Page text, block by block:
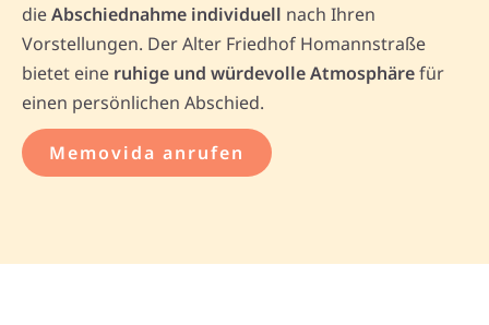
dieAbschiednahme individuell nach Ihren
Vorstellungen. Der Alter Friedhof Homannstraße
bietet eine ruhige und würdevolle Atmosphärefür
einen persönlichen Abschied.
Memovida anrufen